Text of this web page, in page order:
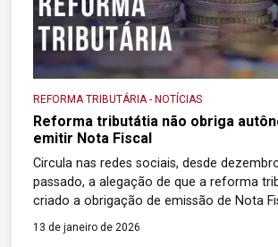
REFORMA TRIBUTÁRIA -NOTÍCIAS
Reforma tributátia não obriga
emitir Nota Fiscal
Circula nas redes sociais, desde
passado, a alegação de que a reforma
criado a obrigação de emissão de Nota
(NF-e) para trabalhadores autônomos. A
falsa. Em resposta ao Fato ou Fake, do
13 de janeiro de 2026